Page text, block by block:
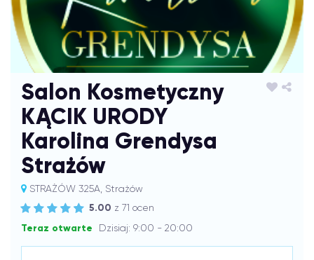
Salon Kosmetyczny
KĄCIK URODY
Karolina Grendysa
Strażów
STRAŻÓW 325A, Strażów
5.00 z 71 ocen
Teraz otwarte Dzisiaj: 9:00 - 20:00